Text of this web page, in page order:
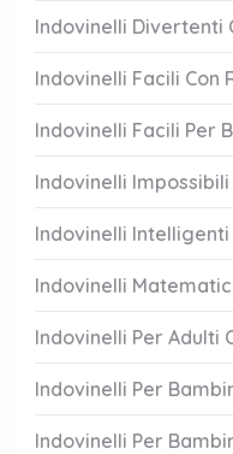
Indovinelli Divertenti
Indovinelli Facili Con
Indovinelli Facili Per
Indovinelli Impossibili
Indovinelli Intelligenti
Indovinelli
Indovinelli Per Adulti
Indovinelli Per
Indovinelli Per